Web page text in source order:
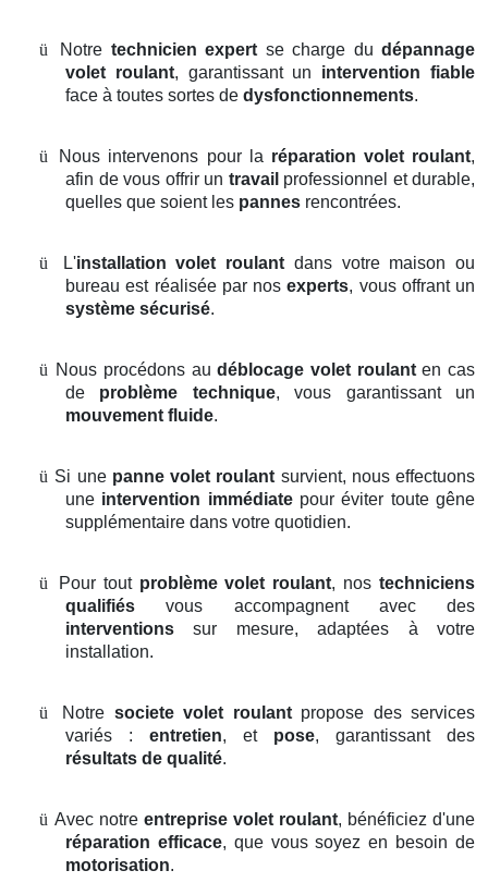
ü Notre technicien expertse charge du dépannage
volet roulant, garantissant un intervention fiable
face à toutes sortes de dysfonctionnements.
ü Nous intervenons pour la réparation volet roulant,
afin de vous offrir un travail professionnel et durable,
quelles que soient les pannes rencontrées.
ü L'installation volet roulantdans votre maison ou
bureau est réalisée par nosexperts, vous offrant un
système sécurisé.
ü Nous procédons audéblocage volet roulanten cas
de problème technique, vous garantissant un
mouvement fluide.
ü Si une panne volet roulantsurvient, nous effectuons
une intervention immédiatepour éviter toute gêne
supplémentaire dans votre quotidien.
ü Pour tout problème volet roulant, nos techniciens
qualifiés vous accompagnent avec des
interventions sur mesure, adaptées à votre
installation.
ü Notre societe volet roulantpropose des services
variés : entretien, et pose, garantissant des
résultats de qualité.
ü Avec notre entreprise volet roulant, bénéficiez d'une
réparation efficace, que vous soyez en besoin de
motorisation.